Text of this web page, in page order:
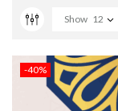
Show 12
-40%